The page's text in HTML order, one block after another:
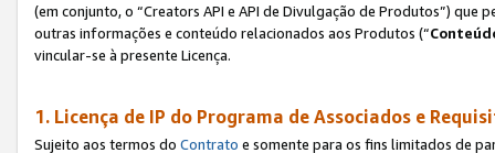
(em conjunto, o “Creators API e API de Divulgação de Produtos”)
outras informações e conteúdo relacionados aos Produtos (“
vincular-se à presente Licença.
1. Licença de IP do Programa de Associados e
Sujeito aos termos do Contrato e somente para os fins limitados de